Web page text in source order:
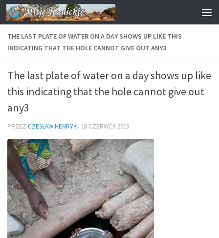
Przejdź do treści
THE LAST PLATE OF WATER ON A DAY SHOWS UP LIKE THIS
INDICATING THAT THE HOLE CANNOT GIVE OUT ANY3
The last plate of water on a day shows up like
this indicating that the hole cannot give out
any3
PRZEZ CZESŁAW HENRYK · 18 CZERWCA 2018